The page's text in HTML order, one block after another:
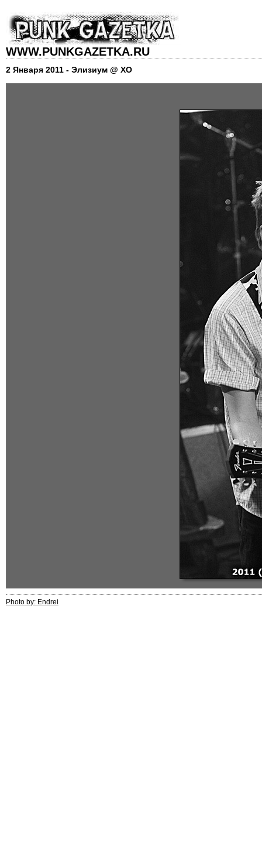
WWW.PUNKGAZETKA.RU
2 Января 2011 - Элизиум @ XO
Photo by: Endrei